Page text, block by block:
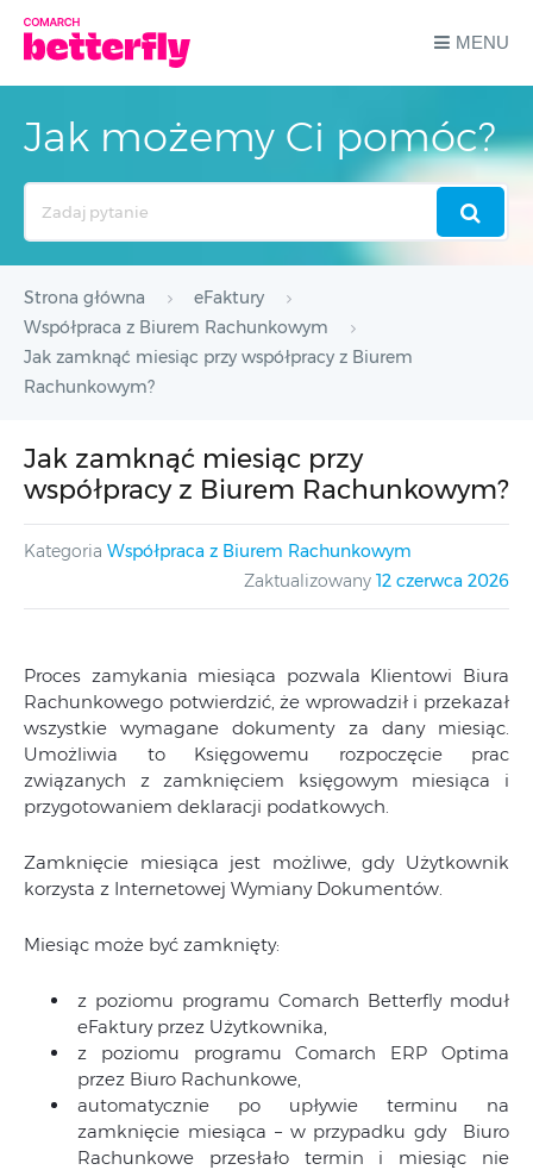
MENU
Jak możemy Ci pomóc?
Strona główna
eFaktury
Współpraca z Biurem Rachunkowym
Jak zamknąć miesiąc przy współpracy z Biurem
Rachunkowym?
Jak zamknąć miesiąc przy
współpracy z Biurem Rachunkowym?
Kategoria Współpraca z Biurem Rachunkowym
Zaktualizowany 12 czerwca 2026
Proces zamykania miesiąca pozwala Klientowi Biura
Rachunkowego potwierdzić, że wprowadził i przekazał
wszystkie wymagane dokumenty za dany miesiąc.
Umożliwia to Księgowemu rozpoczęcie prac
związanych z zamknięciem księgowym miesiąca i
przygotowaniem deklaracji podatkowych.
Zamknięcie miesiąca jest możliwe, gdy Użytkownik
korzysta z Internetowej Wymiany Dokumentów.
Miesiąc może być zamknięty:
z poziomu programu Comarch Betterfly moduł
eFaktury przez Użytkownika,
z poziomu programu Comarch ERP Optima
przez Biuro Rachunkowe,
automatycznie po upływie terminu na
zamknięcie miesiąca – w przypadku gdy Biuro
Rachunkowe przesłało termin i miesiąc nie